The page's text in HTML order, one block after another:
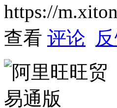
https://
查看 评论